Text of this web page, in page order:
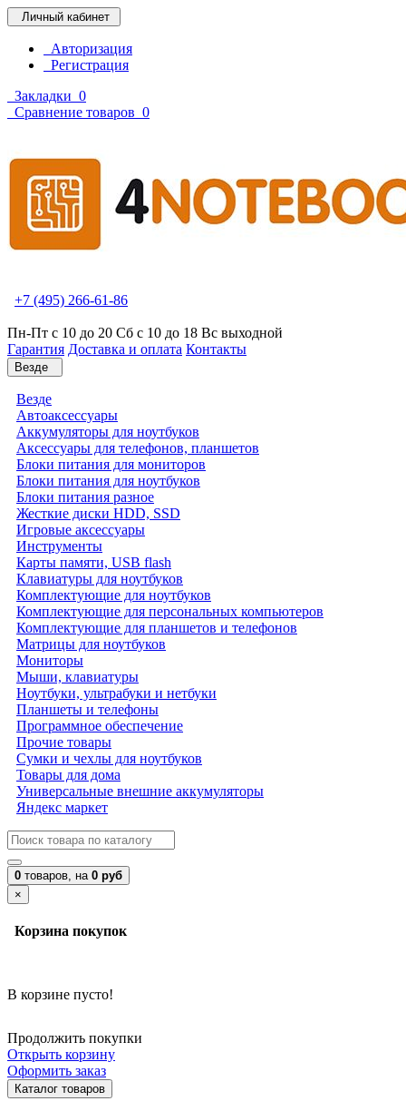
Личный кабинет
Авторизация
Регистрация
Закладки 0
Сравнение товаров 0
+7 (495) 266-61-86
Пн-Пт с 10 до 20 Сб с 10 до 18 Вс выходной
Гарантия Доставка и оплата Контакты
Везде
Везде
Автоаксессуары
Аккумуляторы для ноутбуков
Аксессуары для телефонов, планшетов
Блоки питания для мониторов
Блоки питания для ноутбуков
Блоки питания разное
Жесткие диски HDD, SSD
Игровые аксессуары
Инструменты
Карты памяти, USB flash
Клавиатуры для ноутбуков
Комплектующие для ноутбуков
Комплектующие для персональных компьютеров
Комплектующие для планшетов и телефонов
Матрицы для ноутбуков
Мониторы
Мыши, клавиатуры
Ноутбуки, ультрабуки и нетбуки
Планшеты и телефоны
Программное обеспечение
Прочие товары
Сумки и чехлы для ноутбуков
Товары для дома
Универсальные внешние аккумуляторы
Яндекс маркет
0 товаров, на 0 руб
×
Корзина покупок
В корзине пусто!
Продолжить покупки
Открыть корзину
Оформить заказ
Каталог товаров